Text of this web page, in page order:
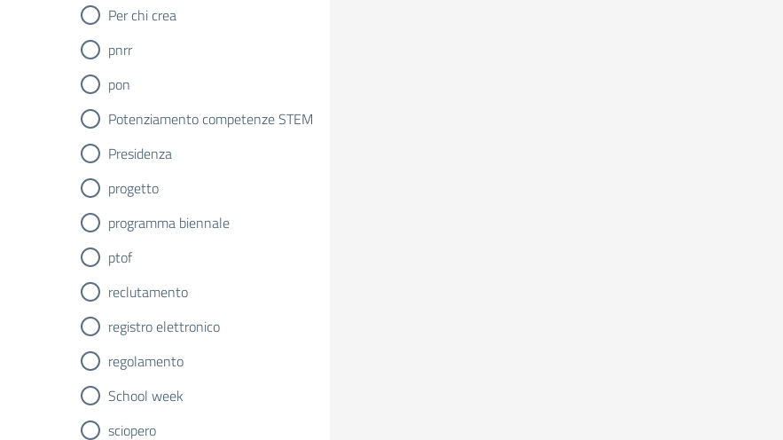
Per chi crea
pnrr
pon
Potenziamento competenze STEM
Presidenza
progetto
programma biennale
ptof
reclutamento
registro elettronico
regolamento
School week
sciopero